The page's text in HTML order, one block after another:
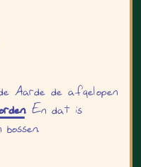
Aarde de afgelopen
. En dat is